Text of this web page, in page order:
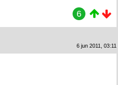
6
6 jun 2011, 03:11